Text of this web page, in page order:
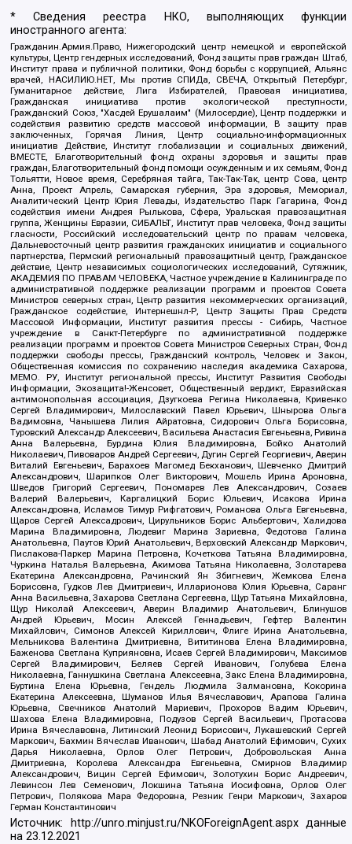
* Сведения реестра НКО, выполняющих функции
иностранного агента:
Гражданин.Армия.Право, Нижегородский центр немецкой и европейской
культуры, Центр гендерных исследований, Фонд защиты прав граждан Штаб,
Институт права и публичной политики, Фонд борьбы с коррупцией, Альянс
врачей, НАСИЛИЮ.НЕТ, Мы против СПИДа, СВЕЧА, Открытый Петербург,
Гуманитарное действие, Лига Избирателей, Правовая инициатива,
Гражданская инициатива против экологической преступности,
Гражданский Союз, "Хасдей Ерушалаим" (Милосердие), Центр поддержки и
содействия развитию средств массовой информации, В защиту прав
заключенных, Горячая Линия, Центр социально-информационных
инициатив Действие, Институт глобализации и социальных движений,
ВМЕСТЕ, Благотворительный фонд охраны здоровья и защиты прав
граждан, Благотворительный фонд помощи осужденным и их семьям, Фонд
Тольятти, Новое время, Серебряная тайга, Так-Так-Так, центр Сова, центр
Анна, Проект Апрель, Самарская губерния, Эра здоровья, Мемориал,
Аналитический Центр Юрия Левады, Издательство Парк Гагарина, Фонд
содействия имени Андрея Рылькова, Сфера, Уральская правозащитная
группа, Женщины Евразии, СИБАЛЬТ, Институт прав человека, Фонд защиты
гласности, Российский исследовательский центр по правам человека,
Дальневосточный центр развития гражданских инициатив и социального
партнерства, Пермский региональный правозащитный центр, Гражданское
действие, Центр независимых социологических исследований, Сутяжник,
АКАДЕМИЯ ПО ПРАВАМ ЧЕЛОВЕКА, Частное учреждение в Калининграде по
административной поддержке реализации программ и проектов Совета
Министров северных стран, Центр развития некоммерческих организаций,
Гражданское содействие, Интернешнл-Р, Центр Защиты Прав Средств
Массовой Информации, Институт развития прессы - Сибирь, Частное
учреждение в Санкт-Петербурге по административной поддержке
реализации программ и проектов Совета Министров Северных Стран, Фонд
поддержки свободы прессы, Гражданский контроль, Человек и Закон,
Общественная комиссия по сохранению наследия академика Сахарова,
МЕМО. РУ, Институт региональной прессы, Институт Развития Свободы
Информации, Экозащита!-Женсовет, Общественный вердикт, Евразийская
антимонопольная ассоциация, Дзугкоева Регина Николаевна, Кривенко
Сергей Владимирович, Милославский Павел Юрьевич, Шнырова Ольга
Вадимовна, Чанышева Лилия Айратовна, Сидорович Ольга Борисовна,
Туровский Александр Алексеевич, Васильева Анастасия Евгеньевна, Ривина
Анна Валерьевна, Бурдина Юлия Владимировна, Бойко Анатолий
Николаевич, Пивоваров Андрей Сергеевич, Дугин Сергей Георгиевич, Аверин
Виталий Евгеньевич, Барахоев Магомед Бекханович, Шевченко Дмитрий
Александрович, Шарипков Олег Викторович, Мошель Ирина Ароновна,
Шведов Григорий Сергеевич, Пономарев Лев Александрович, Созаев
Валерий Валерьевич, Каргалицкий Борис Юльевич, Исакова Ирина
Александровна, Исламов Тимур Рифгатович, Романова Ольга Евгеньевна,
Щаров Сергей Алексадрович, Цирульников Борис Альбертович, Халидова
Марина Владимировна, Людевиг Марина Зариевна, Федотова Галина
Анатольевна, Паутов Юрий Анатольевич, Верховский Александр Маркович,
Пислакова-Паркер Марина Петровна, Кочеткова Татьяна Владимировна,
Чуркина Наталья Валерьевна, Акимова Татьяна Николаевна, Золотарева
Екатерина Александровна, Рачинский Ян Збигневич, Жемкова Елена
Борисовна, Гудков Лев Дмитриевич, Илларионова Юлия Юрьевна, Саранг
Анна Васильевна, Захарова Светлана Сергеевна, Щур Татьяна Михайловна,
Щур Николай Алексеевич, Аверин Владимир Анатольевич, Блинушов
Андрей Юрьевич, Мосин Алексей Геннадьевич, Гефтер Валентин
Михайлович, Симонов Алексей Кириллович, Флиге Ирина Анатольевна,
Мельникова Валентина Дмитриевна, Вититинова Елена Владимировна,
Баженова Светлана Куприяновна, Исаев Сергей Владимирович, Максимов
Сергей Владимирович, Беляев Сергей Иванович, Голубева Елена
Николаевна, Ганнушкина Светлана Алексеевна, Закс Елена Владимировна,
Буртина Елена Юрьевна, Гендель Людмила Залмановна, Кокорина
Екатерина Алексеевна, Шуманов Илья Вячеславович, Арапова Галина
Юрьевна, Свечников Анатолий Мариевич, Прохоров Вадим Юрьевич,
Шахова Елена Владимировна, Подузов Сергей Васильевич, Протасова
Ирина Вячеславовна, Литинский Леонид Борисович, Лукашевский Сергей
Маркович, Бахмин Вячеслав Иванович, Шабад Анатолий Ефимович, Сухих
Дарья Николаевна, Орлов Олег Петрович, Добровольская Анна
Дмитриевна, Королева Александра Евгеньевна, Смирнов Владимир
Александрович, Вицин Сергей Ефимович, Золотухин Борис Андреевич,
Левинсон Лев Семенович, Локшина Татьяна Иосифовна, Орлов Олег
Петрович, Полякова Мара Федоровна, Резник Генри Маркович, Захаров
Герман Константинович
Источник: http://unro.minjust.ru/NKOForeignAgent.aspxданные
на23.12.2021